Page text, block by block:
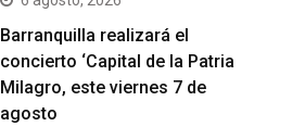
Barranquilla realizará el
concierto ‘Capital de la Patria
Milagro, este viernes 7 de
agosto